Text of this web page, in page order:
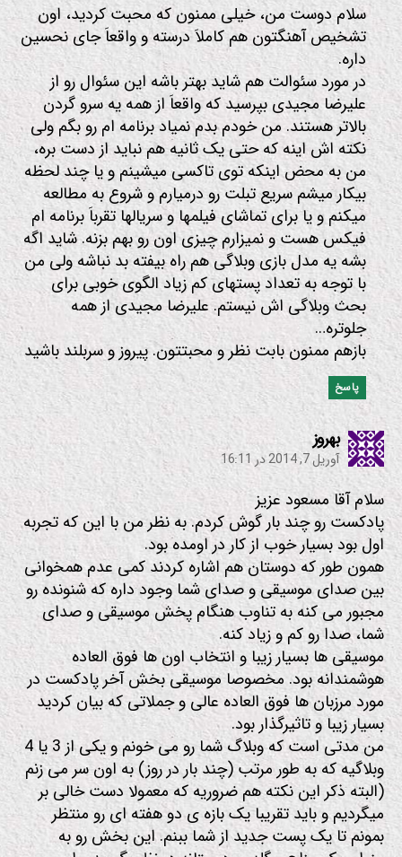
سلام دوست من، خیلی ممنون که محبت کردید، اون
تشخیص آهنگتون هم کاملاَ درسته و واقعاَ جای نحسین
داره.
در مورد سئوالت هم شاید بهتر باشه این سئوال رو از
علیرضا مجیدی بپرسید که واقعاَ از همه یه سرو گردن
بالاتر هستند. من خودم بدم نمیاد برنامه ام رو بگم ولی
نکته اش اینه که حتی یک ثانیه هم نباید از دست بره،
من به محض اینکه توی تاکسی میشینم و یا چند لحظه
بیکار میشم سریع تبلت رو درمیارم و شروع به مطالعه
میکنم و یا برای تماشای فیلمها و سریالها تقرباَ برنامه ام
فیکس هست و نمیزارم چیزی اون رو بهم بزنه. شاید اگه
بشه یه مدل بازی وبلاگی هم راه بیفته بد نباشه ولی من
با توجه به تعداد پستهای کم زیاد الگوی خوبی برای
بحث وبلاگی اش نیستم. علیرضا مجیدی از همه
جلوتره…
بازهم ممنون بابت نظر و محبتتون. پیروز و سربلند باشید
پاسخ
بهروز
آوریل 7, 2014 در 16:11
سلام آقا مسعود عزیز
پادکست رو چند بار گوش کردم. به نظر من با این که تجربه
اول بود بسیار خوب از کار در اومده بود.
همون طور که دوستان هم اشاره کردند کمی عدم همخوانی
بین صدای موسیقی و صدای شما وجود داره که شنونده رو
مجبور می کنه به تناوب هنگام پخش موسیقی و صدای
شما، صدا رو کم و زیاد کنه.
موسیقی ها بسیار زیبا و انتخاب اون ها فوق العاده
هوشمندانه بود. مخصوصا موسیقی بخش آخر پادکست در
مورد مرزبان ها فوق العاده عالی و جملاتی که بیان کردید
بسیار زیبا و تاثیرگذار بود.
من مدتی است که وبلاگ شما رو می خونم و یکی از 3 یا 4
وبلاگیه که به طور مرتب (چند بار در روز) به اون سر می زنم
(البته ذکر این نکته هم ضروریه که معمولا دست خالی بر
میگردیم و باید تقریبا یک بازه ی دو هفته ای رو منتظر
بمونم تا یک پست جدید از شما ببنم. این بخش رو به